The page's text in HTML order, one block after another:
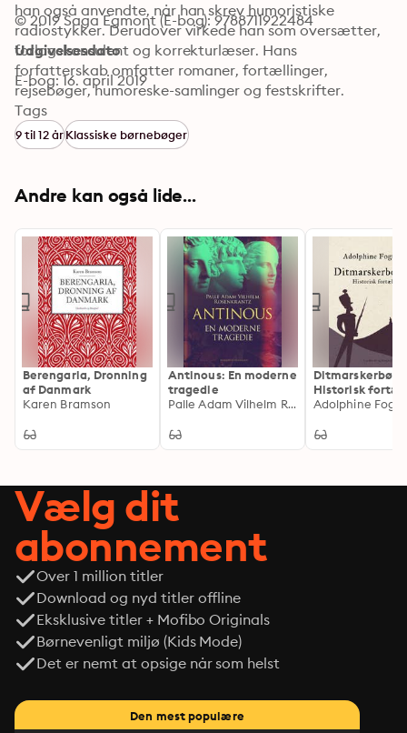
han også anvendte, når han skrev humoristiske
radiostykker. Derudover virkede han som oversætter,
forlagskonsulent og korrekturlæser. Hans
forfatterskab omfatter romaner, fortællinger,
rejsebøger, humoreske-samlinger og festskrifter.
© 2019 Saga Egmont (E-bog): 9788711922484
Udgivelsesdato
E-bog: 16. april 2019
Tags
9 til 12 årKlassiske børnebøger
Andre kan også lide...
Berengaria, Dronning
af Danmark
Karen Bramson
Antinous: En moderne
tragedie
Palle Adam Vilhelm Rosenkrantz
Historisk
Adolphine
Vælg dit
abonnement
Over 1 million titler
Download og nyd titler offline
Eksklusive titler + Mofibo Originals
Børnevenligt miljø (Kids Mode)
Det er nemt at opsige når som helst
Den mest populære